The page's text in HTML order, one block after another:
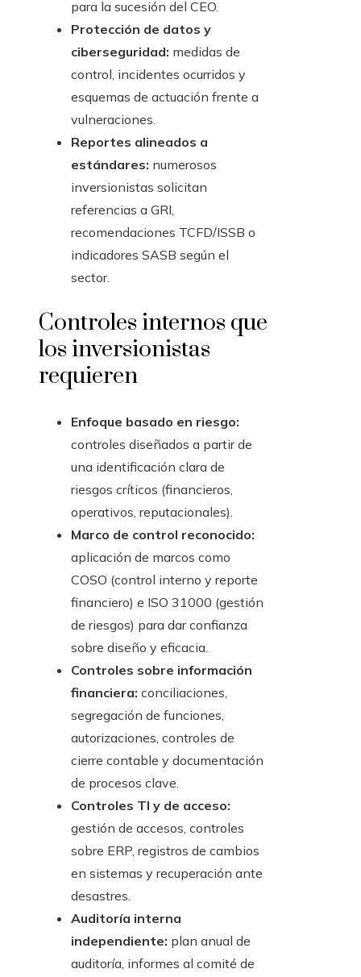
para la sucesión del CEO.
Protección de datos y
ciberseguridad: medidas de
control, incidentes ocurridos y
esquemas de actuación frente a
vulneraciones.
Reportes alineados a
estándares: numerosos
inversionistas solicitan
referencias a GRI,
recomendaciones TCFD/ISSB o
indicadores SASB según el
sector.
Controles internos que
los inversionistas
requieren
Enfoque basado en riesgo:
controles diseñados a partir de
una identificación clara de
riesgos críticos (financieros,
operativos, reputacionales).
Marco de control reconocido:
aplicación de marcos como
COSO (control interno y reporte
financiero) e ISO 31000 (gestión
de riesgos) para dar confianza
sobre diseño y eficacia.
Controles sobre información
financiera: conciliaciones,
segregación de funciones,
autorizaciones, controles de
cierre contable y documentación
de procesos clave.
Controles TI y de acceso:
gestión de accesos, controles
sobre ERP, registros de cambios
en sistemas y recuperación ante
desastres.
Auditoría interna
independiente: plan anual de
auditoría, informes al comité de